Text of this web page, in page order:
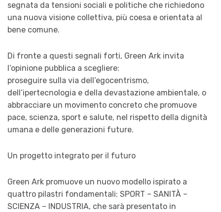
segnata da tensioni sociali e politiche che richiedono
una nuova visione collettiva, più coesa e orientata al
bene comune.
Di fronte a questi segnali forti, Green Ark invita
l’opinione pubblica a scegliere:
proseguire sulla via dell’egocentrismo,
dell’ipertecnologia e della devastazione ambientale, o
abbracciare un movimento concreto che promuove
pace, scienza, sport e salute, nel rispetto della dignità
umana e delle generazioni future.
Un progetto integrato per il futuro
Green Ark promuove un nuovo modello ispirato a
quattro pilastri fondamentali: SPORT – SANITÀ –
SCIENZA – INDUSTRIA, che sarà presentato in